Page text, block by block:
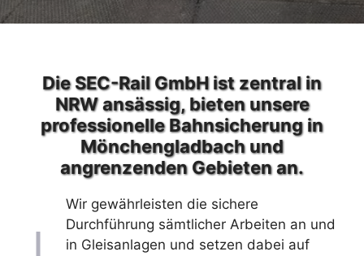
Die SEC-Rail GmbH ist zentral in
NRW ansässig, bieten unsere
professionelle Bahnsicherung in
Mönchengladbach und
angrenzenden Gebieten an.
Wir gewährleisten die sichere
Durchführung sämtlicher Arbeiten an und
in Gleisanlagen und setzen dabei auf